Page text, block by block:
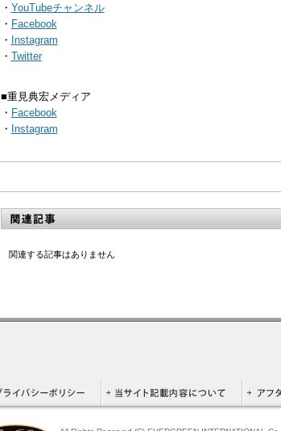
・ YouTubeチャンネル
・ Facebook
・ Instagram
・ Twitter
■重見典宏メディア
・ Facebook
・ Instagram
関連する記事はありません